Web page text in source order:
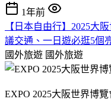
1年前
【日本自由行】2025大
議交通、一日遊必逛5個
國外旅遊 國外旅遊
EXPO 2025大阪世界博